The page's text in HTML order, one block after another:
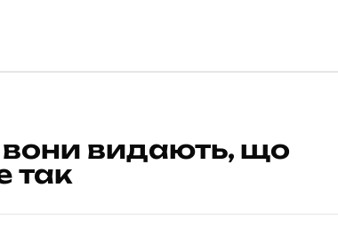
вони видають, що
так